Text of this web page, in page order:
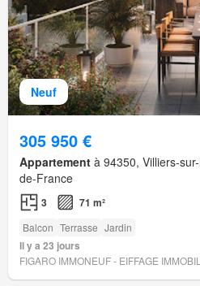
Neuf
305 950 €
Appartement à 94350, Villiers-
de-France
3 71 m²
Balcon Terrasse Jardin
Il y a 23 jours
FIGARO IMMONEUF - EIFFAGE